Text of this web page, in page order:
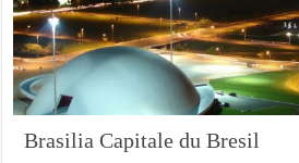
Brasilia Capitale du Bresil